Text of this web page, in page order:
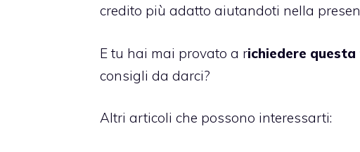
credito più adatto aiutandoti nella
E tu hai mai provato a richiedere
consigli da darci?
Altri articoli che possono interessarti: